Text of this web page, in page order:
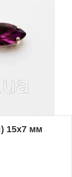
15x7 мм